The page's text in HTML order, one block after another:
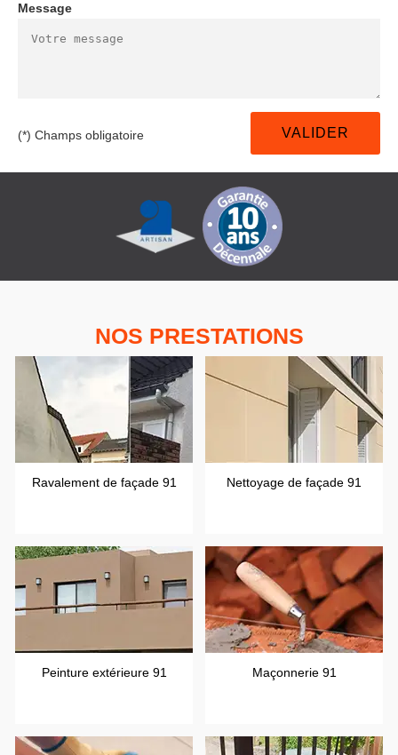
Message
(*) Champs obligatoire
NOS PRESTATIONS
Ravalement de façade 91 Nettoyage de façade 91
Peinture extérieure 91 Maçonnerie 91